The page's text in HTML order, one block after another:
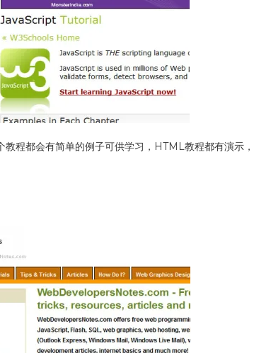
程都会有简单的例子可供学习，HTML教程都有演示